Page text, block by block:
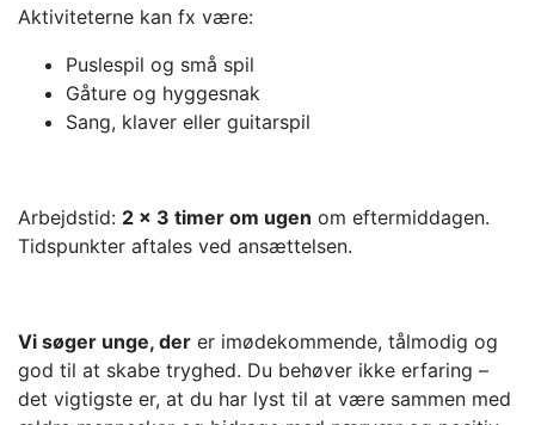
Aktiviteterne kan fx være:
Puslespil og små spil
Gåture og hyggesnak
Sang, klaver eller guitarspil
Arbejdstid: 2 × 3 timer om ugen om eftermiddagen.
Tidspunkter aftales ved ansættelsen.
Vi søger unge, der er imødekommende, tålmodig og
god til at skabe tryghed. Du behøver ikke erfaring –
det vigtigste er, at du har lyst til at være sammen med